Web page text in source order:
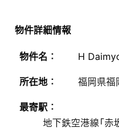
物件詳細情報
物件名 ： H
所在地 ： 福岡県福
最寄駅 ：
地下鉄空港線「